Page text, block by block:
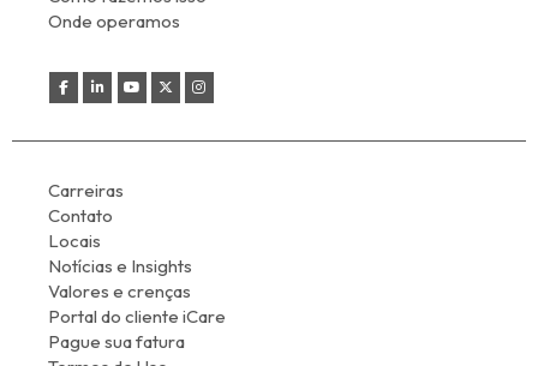
Onde operamos
Carreiras
Contato
Locais
Notícias e Insights
Valores e crenças
Portal do cliente iCare
Pague sua fatura